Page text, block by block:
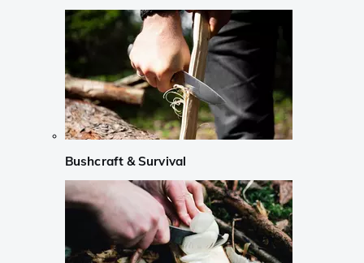
Bushcraft & Survival